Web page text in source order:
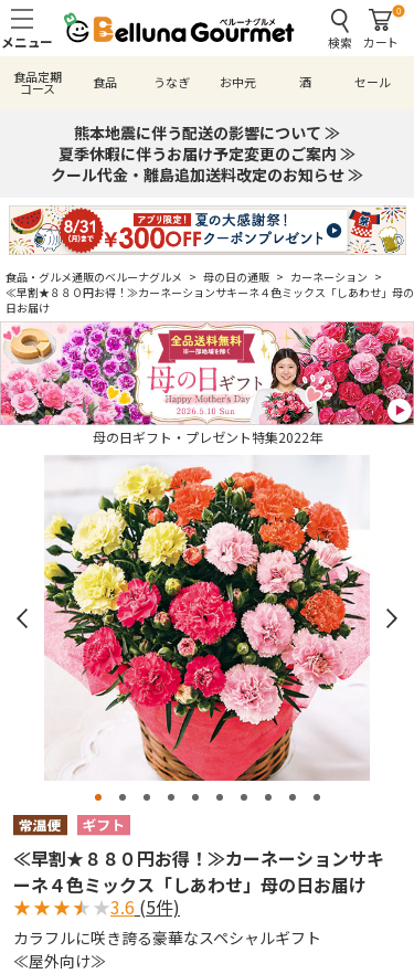
検索
0
カート
食品定期
コース 食品 うなぎ お中元 酒 セール
熊本地震に伴う配送の影響について ≫
夏季休暇に伴うお届け予定変更のご案内 ≫
クール代金・離島追加送料改定のお知らせ ≫
食品・グルメ通販のベルーナグルメ > 母の日の通販 > カーネーション >
≪早割★８８０円お得！≫カーネーションサキーネ４色ミックス「しあわせ」母の
日お届け
母の日ギフト・プレゼント特集2022年
≪早割★８８０円お得！≫カーネーションサキ
ーネ４色ミックス「しあわせ」母の日お届け
★★★★★3.6 (5件)
カラフルに咲き誇る豪華なスペシャルギフト
≪屋外向け≫